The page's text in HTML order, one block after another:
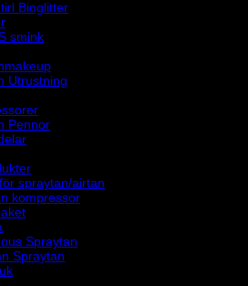
Bioglitter
smink
Utrustning
Pennor
spraytan/airtan
kompressor
Spraytan
Spraytan